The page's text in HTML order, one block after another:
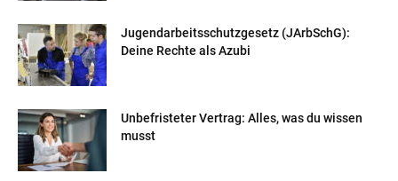
Jugendarbeitsschutzgesetz (JArbSchG):
Deine Rechte als Azubi
Unbefristeter Vertrag: Alles, was du wissen
musst